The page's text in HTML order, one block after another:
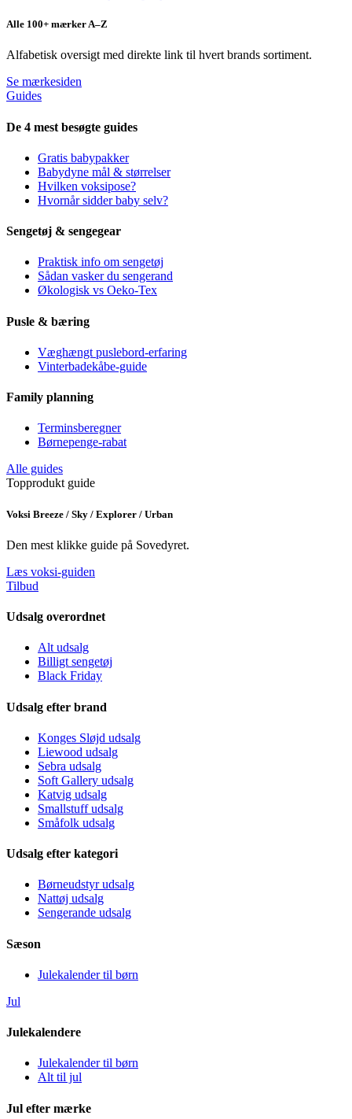
Alle 100+ mærker A–Z
Alfabetisk oversigt med direkte link til hvert brands sortiment.
Se mærkesiden
Guides
De 4 mest besøgte guides
Gratis babypakker
Babydyne mål & størrelser
Hvilken voksipose?
Hvornår sidder baby selv?
Sengetøj & sengegear
Praktisk info om sengetøj
Sådan vasker du sengerand
Økologisk vs Oeko-Tex
Pusle & bæring
Væghængt puslebord-erfaring
Vinterbadekåbe-guide
Family planning
Terminsberegner
Børnepenge-rabat
Alle guides
Topprodukt guide
Voksi Breeze / Sky / Explorer / Urban
Den mest klikke guide på Sovedyret.
Læs voksi-guiden
Tilbud
Udsalg overordnet
Alt udsalg
Billigt sengetøj
Black Friday
Udsalg efter brand
Konges Sløjd udsalg
Liewood udsalg
Sebra udsalg
Soft Gallery udsalg
Katvig udsalg
Smallstuff udsalg
Småfolk udsalg
Udsalg efter kategori
Børneudstyr udsalg
Nattøj udsalg
Sengerande udsalg
Sæson
Julekalender til børn
Jul
Julekalendere
Julekalender til børn
Alt til jul
Jul efter mærke